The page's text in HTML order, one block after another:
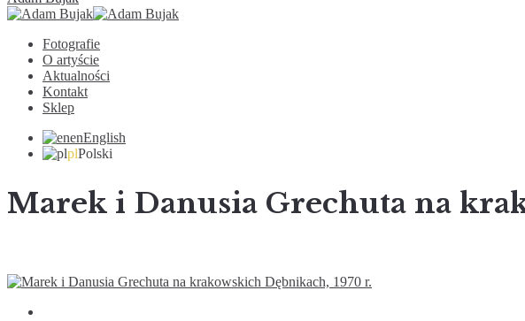
Fotografie
O artyście
Aktualności
Kontakt
Sklep
enEnglish
plPolski
Marek i Danusia Grechuta na